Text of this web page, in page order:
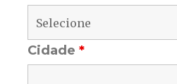
Cidade*